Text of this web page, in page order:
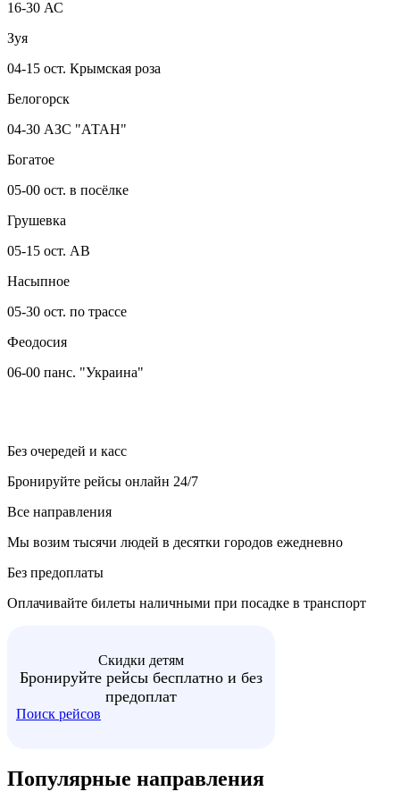
16-30 АС
Зуя
04-15 ост. Крымская роза
Белогорск
04-30 АЗС "АТАН"
Богатое
05-00 ост. в посёлке
Грушевка
05-15 ост. АВ
Насыпное
05-30 ост. по трассе
Феодосия
06-00 панс. "Украина"
Без очередей и касс
Бронируйте рейсы онлайн 24/7
Все направления
Мы возим тысячи людей в десятки городов ежедневно
Без предоплаты
Оплачивайте билеты наличными при посадке в транспорт
Скидки детям
Бронируйте рейсы бесплатно и без
предоплат
Поиск рейсов
Популярные направления